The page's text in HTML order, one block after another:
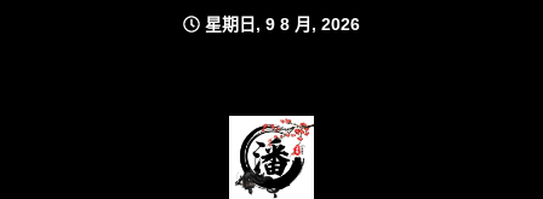
星期日, 9 8 月, 2026